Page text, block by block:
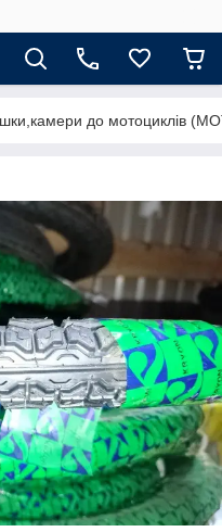
до мотоциклів